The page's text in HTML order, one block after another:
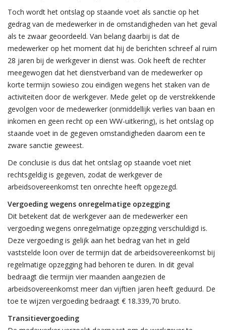
Toch wordt het ontslag op staande voet als sanctie op het
gedrag van de medewerker in de omstandigheden van het geval
als te zwaar geoordeeld. Van belang daarbij is dat de
medewerker op het moment dat hij de berichten schreef al ruim
28 jaren bij de werkgever in dienst was. Ook heeft de rechter
meegewogen dat het dienstverband van de medewerker op
korte termijn sowieso zou eindigen wegens het staken van de
activiteiten door de werkgever. Mede gelet op de verstrekkende
gevolgen voor de medewerker (onmiddellijk verlies van baan en
inkomen en geen recht op een WW-uitkering), is het ontslag op
staande voet in de gegeven omstandigheden daarom een te
zware sanctie geweest.
De conclusie is dus dat het ontslag op staande voet niet
rechtsgeldig is gegeven, zodat de werkgever de
arbeidsovereenkomst ten onrechte heeft opgezegd.
Vergoeding wegens onregelmatige opzegging
Dit betekent dat de werkgever aan de medewerker een
vergoeding wegens onregelmatige opzegging verschuldigd is.
Deze vergoeding is gelijk aan het bedrag van het in geld
vaststelde loon over de termijn dat de arbeidsovereenkomst bij
regelmatige opzegging had behoren te duren. In dit geval
bedraagt die termijn vier maanden aangezien de
arbeidsovereenkomst meer dan vijftien jaren heeft geduurd. De
toe te wijzen vergoeding bedraagt € 18.339,70 bruto.
Transitievergoeding